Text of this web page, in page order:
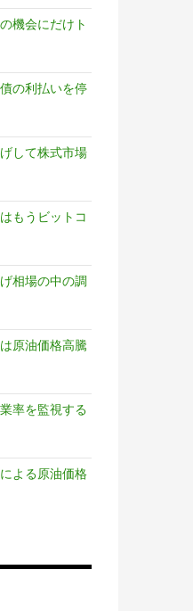
機会にだけト
の利払いを停
して株式市場
もうビットコ
相場の中の調
原油価格高騰
率を監視する
よる原油価格